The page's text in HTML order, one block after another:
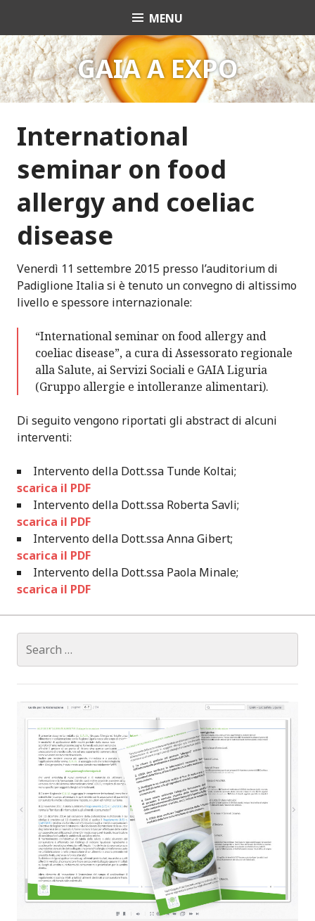
i
p
t
o
GAIA EAT SAFELY
MENU
GAIA A EXPO
International
seminar on food
allergy and coeliac
disease
Venerdì 11 settembre 2015 presso l’auditorium di
Padiglione Italia si è tenuto un convegno di altissimo
livello e spessore internazionale:
“International seminar on food allergy and
coeliac disease”, a cura di Assessorato regionale
alla Salute, ai Servizi Sociali e GAIA Liguria
(Gruppo allergie e intolleranze alimentari).
Di seguito vengono riportati gli abstract di alcuni
interventi:
Intervento della Dott.ssa Tunde Koltai;
scarica il PDF
Intervento della Dott.ssa Roberta Savli;
scarica il PDF
Intervento della Dott.ssa Anna Gibert;
scarica il PDF
Intervento della Dott.ssa Paola Minale;
scarica il PDF